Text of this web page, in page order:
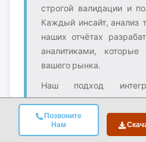
Позвоните
Нам
строгой валидации и
Каждый инсайт, анализ
наших отчётах
аналитиками,
вашего рынка.
Наш подход
первичные
взаимодействие с
экспертами,